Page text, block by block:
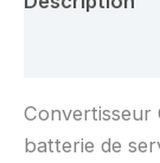
Convertisseur
batterie de